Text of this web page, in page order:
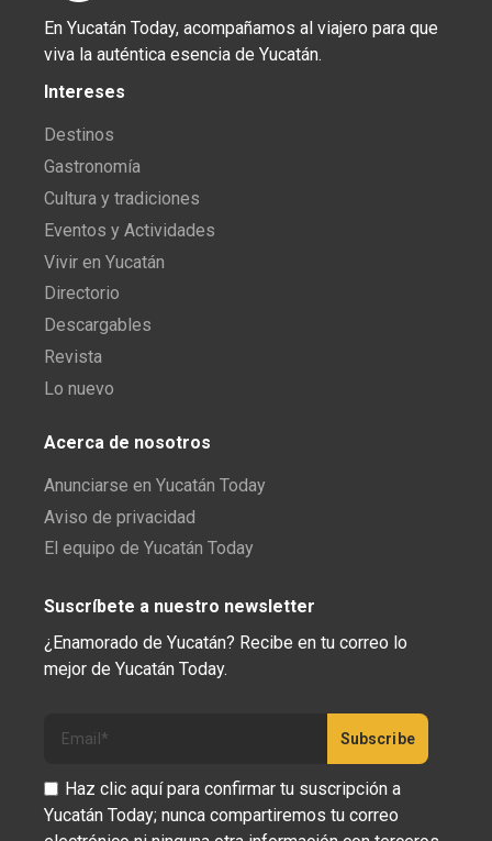
En Yucatán Today, acompañamos al viajero para que
viva la auténtica esencia de Yucatán.
Intereses
Destinos
Gastronomía
Cultura y tradiciones
Eventos y Actividades
Vivir en Yucatán
Directorio
Descargables
Revista
Lo nuevo
Acerca de nosotros
Anunciarse en Yucatán Today
Aviso de privacidad
El equipo de Yucatán Today
Suscríbete a nuestro newsletter
¿Enamorado de Yucatán? Recibe en tu correo lo
mejor de Yucatán Today.
Haz clic aquí para confirmar tu suscripción a
Yucatán Today; nunca compartiremos tu correo